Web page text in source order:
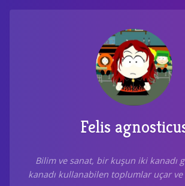
Felis
Bilim ve sanat, bir kuşun iki kanadı
kanadı kullanabilen toplumlar uçar